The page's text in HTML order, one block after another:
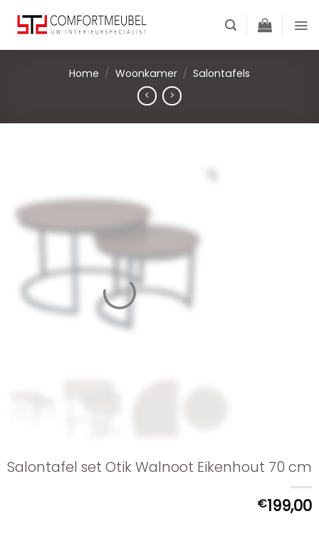
content
Home / Woonkamer / Salontafels
Salontafel set Otik Walnoot Eikenhout 70 cm
€199,00